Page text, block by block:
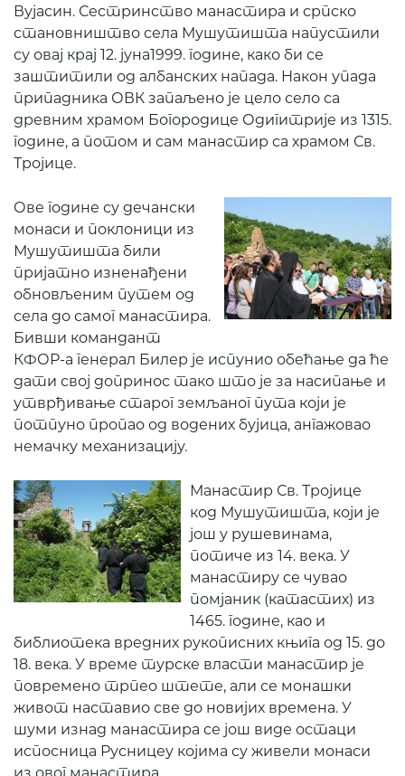
Вујасин. Сестринство манастира и српско
становништво села Мушутишта напустили
су овај крај 12. јуна1999. године, како би се
заштитили од албанских напада. Након упада
припадника ОВК запаљено је цело село са
древним храмом Богородице Одигитрије из 1315.
године, а потом и сам манастир са храмом Св.
Тројице.
Ове године су дечански
монаси и поклоници из
Мушутишта били
пријатно изненађени
обновљеним путем од
села до самог манастира.
Бивши командант
КФОР-а генерал Билер је испунио обећање да ће
дати свој допринос тако што је за насипање и
утврђивање старог земљаног пута који је
потпуно пропао од водених бујица, ангажовао
немачку механизацију.
Манастир Св. Тројице
код Мушутишта, који је
још у рушевинама,
потиче из 14. века. У
манастиру се чувао
помјаник (катастих) из
1465. године, као и
библиотека вредних рукописних књига од 15. до
18. века. У време турске власти манастир је
повремено трпео штете, али се монашки
живот наставио све до новијих времена. У
шуми изнад манастира се још виде остаци
испосница Русницеу којима су живели монаси